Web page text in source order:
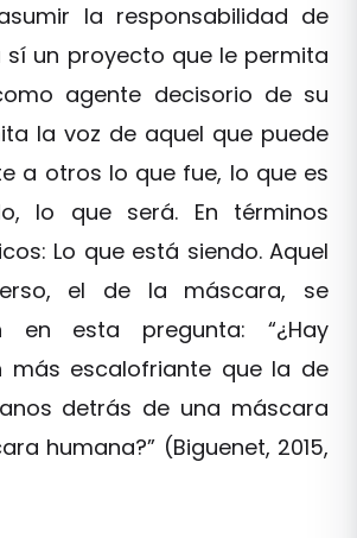
la responsabilidad de
un proyecto que le permita
agente decisorio de su
la voz de aquel que puede
a otros lo que fue, lo que es
lo que será. En términos
Lo que está siendo. Aquel
el de la máscara, se
en esta pregunta: “¿Hay
más escalofriante que la de
detrás de una máscara
humana?” (Biguenet, 2015,